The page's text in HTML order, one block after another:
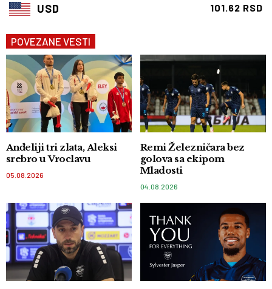
USD 101.62 RSD
POVEZANE VESTI
Anđeliji tri zlata, Aleksi
srebro u Vroclavu
05.08.2026
Remi Železničara bez
golova sa ekipom
Mladosti
04.08.2026